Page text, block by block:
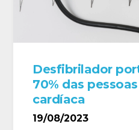
Desfibrilador
70% das
cardíaca
19/08/2023